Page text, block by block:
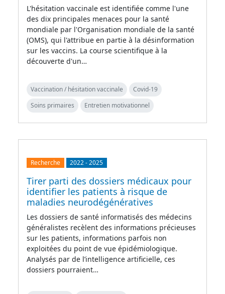
L'hésitation vaccinale est identifiée comme l'une
des dix principales menaces pour la santé
mondiale par l'Organisation mondiale de la santé
(OMS), qui l'attribue en partie à la désinformation
sur les vaccins. La course scientifique à la
découverte d'un…
Vaccination / hésitation vaccinale
Covid-19
Soins primaires
Entretien motivationnel
Recherche 2022-2025
Tirer parti des dossiers médicaux pour
identifier les patients à risque de
maladies neurodégénératives
Les dossiers de santé informatisés des médecins
généralistes recèlent des informations précieuses
sur les patients, informations parfois non
exploitées du point de vue épidémiologique.
Analysés par de l’intelligence artificielle, ces
dossiers pourraient…